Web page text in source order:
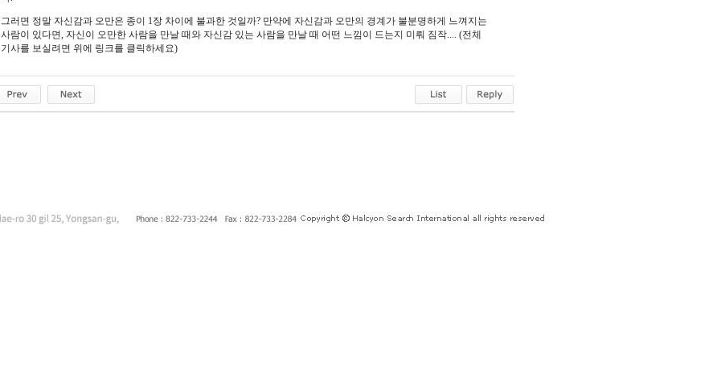
그러면 정말 자신감과 오만은 종이 1장 차이에 불과한 것일까? 만약에 자신감과 오만의 경계가 불분명하게 느껴지는
사람이 있다면, 자신이 오만한 사람을 만날 때와 자신감 있는 사람을 만날 때 어떤 느낌이 드는지 미뤄 짐작.... (전체
기사를 보실려면 위에 링크를 클릭하세요)